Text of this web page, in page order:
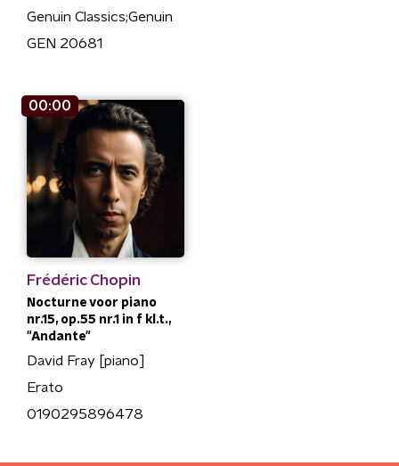
Genuin Classics;Genuin
GEN 20681
00:00
Frédéric Chopin
Nocturne voor piano
nr.15, op.55 nr.1 in f kl.t.,
"Andante"
David Fray [piano]
Erato
0190295896478